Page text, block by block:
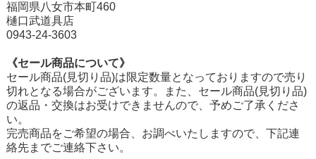
福岡県八女市本町460
樋口武道具店
0943-24-3603
《セール商品について》
セール商品(見切り品)は限定数量となっておりますので売り
切れとなる場合がございます。また、セール商品(見切り品)
の返品・交換はお受けできませんので、予めご了承くださ
い。
完売商品をご希望の場合、お調べいたしますので、下記連
絡先までご連絡下さい。